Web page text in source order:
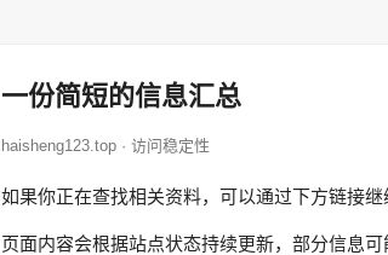
一份简短的信息汇总
haisheng123.top · 访问稳定性
如果你正在查找相关资料，可以通过下方链接继
页面内容会根据站点状态持续更新，部分信息